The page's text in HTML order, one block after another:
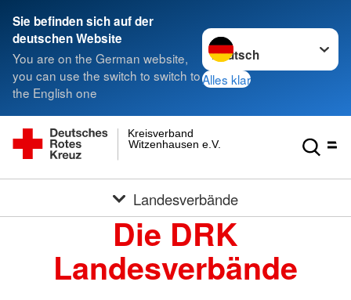
Sie befinden sich auf der
deutschen Website
You are on the German website,
you can use the switch to switch to
the English one
Sprache wechseln zu
Alles klar
Witzenhausen e.V.
Kreisverband
Landesverbände
Die DRK
Landesverbände